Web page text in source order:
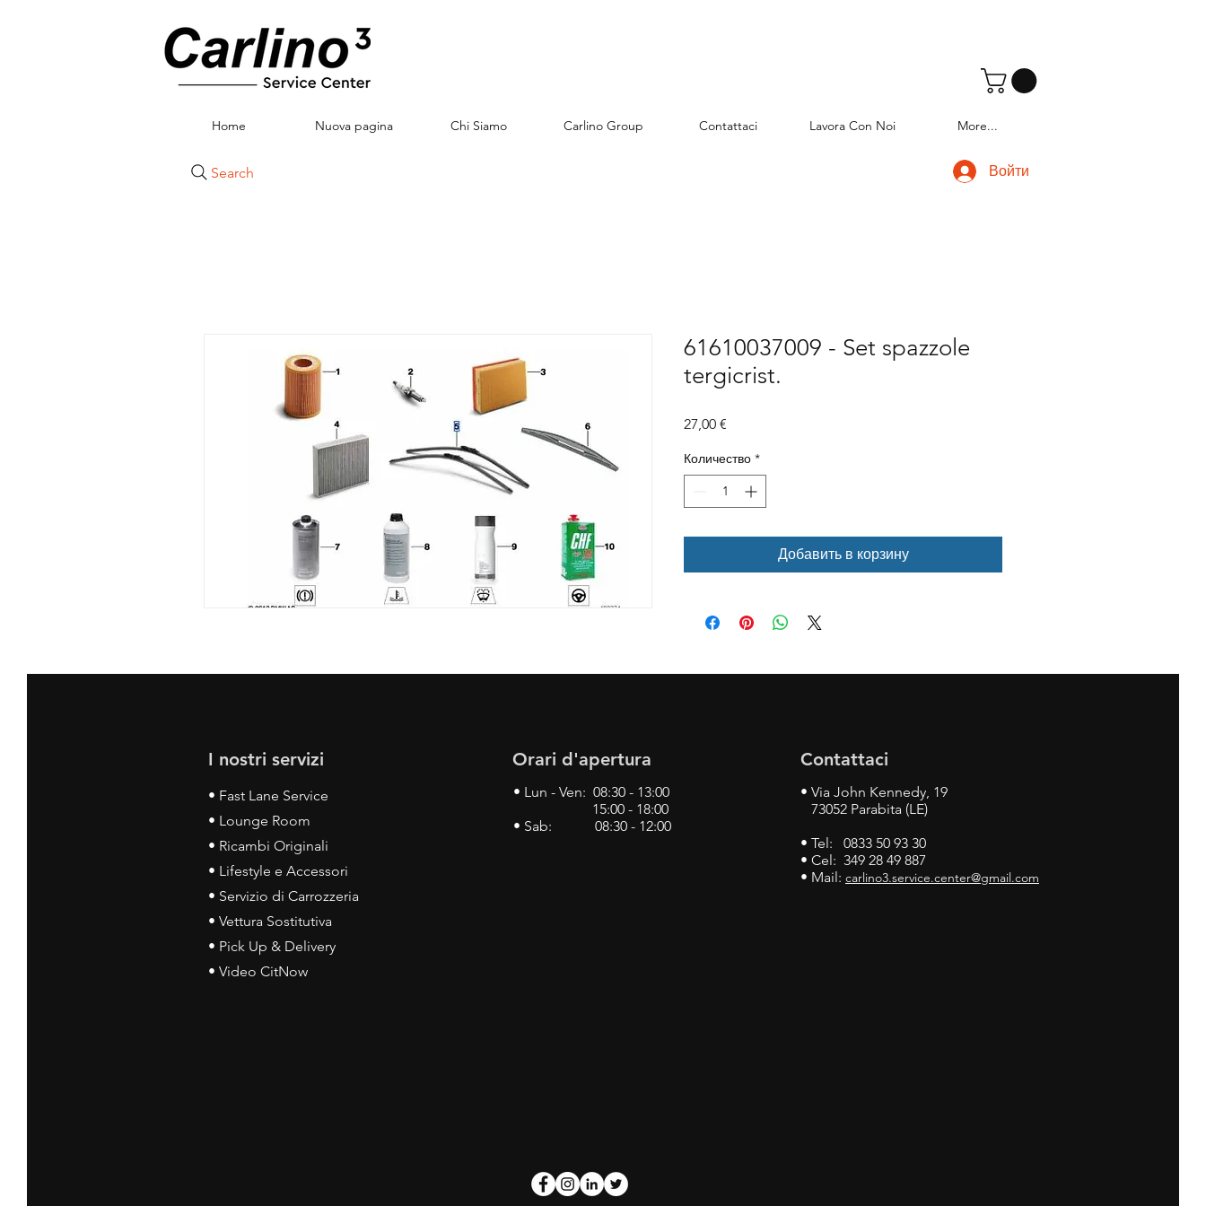
Home Nuova pagina Chi Siamo Carlino Group Contattaci Lavora Con Noi More...
Search Войти
61610037009 - Set spazzole
tergicrist.
27,00 €
Количество *
Добавить в корзину
I nostri servizi
• Fast Lane Service
• Lounge Room
• Ricambi Originali
• Lifestyle e Accessori
• Servizio di Carrozzeria
• Vettura Sostitutiva
• Pick Up & Delivery
• Video CitNow
Orari d'apertura
• Lun - Ven: 08:30 - 13:00
15:00 - 18:00
• Sab: 08:30 - 12:00
Contattaci
• Via John Kennedy, 19
73052 Parabita (LE)
• Tel: 0833 50 93 30
• Cel: 349 28 49 887
• Mail: carlino3.service.center@gmail.com